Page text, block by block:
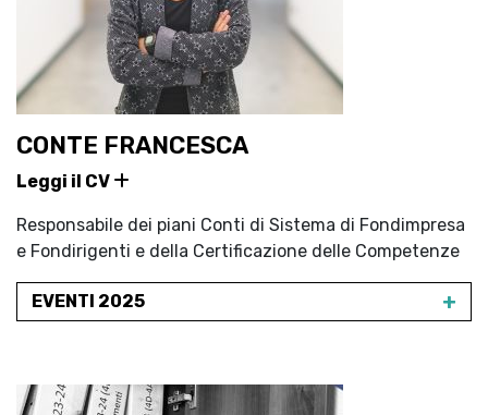
CONTE FRANCESCA
Leggi il CV
Responsabile dei piani Conti di Sistema di Fondimpresa
e Fondirigenti e della Certificazione delle Competenze
EVENTI 2025 +